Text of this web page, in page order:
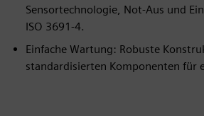
Sensortechnologie, Not-Aus und
ISO 3691-4.
Einfache Wartung: Robuste
standardisierten Komponenten für